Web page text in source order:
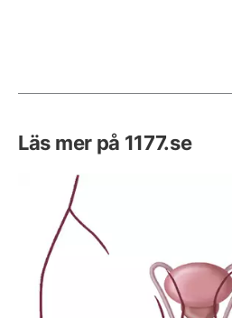
Läs mer på 1177.se